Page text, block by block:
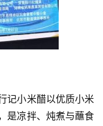
记小米醋以优质小米
是凉拌、炖煮与蘸食